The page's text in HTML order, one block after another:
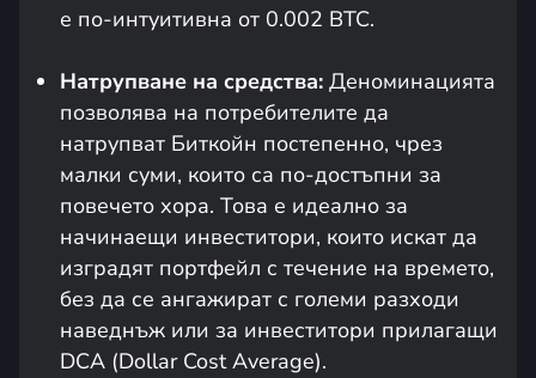
е по-интуитивна от 0.002 BTC.
Натрупване на средства: Деноминацията
позволява на потребителите да
натрупват Биткойн постепенно, чрез
малки суми, които са по-достъпни за
повечето хора. Това е идеално за
начинаещи инвеститори, които искат да
изградят портфейл с течение на времето,
без да се ангажират с големи разходи
наведнъж или за инвеститори прилагащи
DCA (Dollar Cost Average).